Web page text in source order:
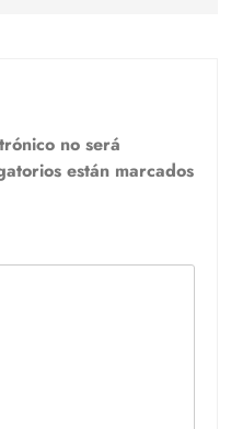
no será
están marcados